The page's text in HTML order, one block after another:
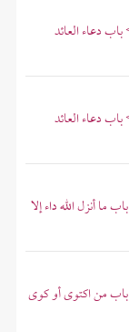
دعاء العائد
دعاء العائد
أنزل الله داء إلا
من اكتوى أو كوى